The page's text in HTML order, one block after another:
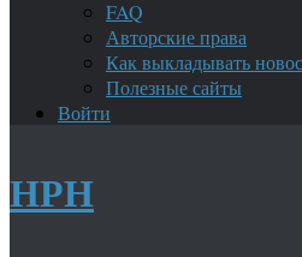
FAQ
Авторские права
Как выкладывать
Полезные сайты
Войти
НРН